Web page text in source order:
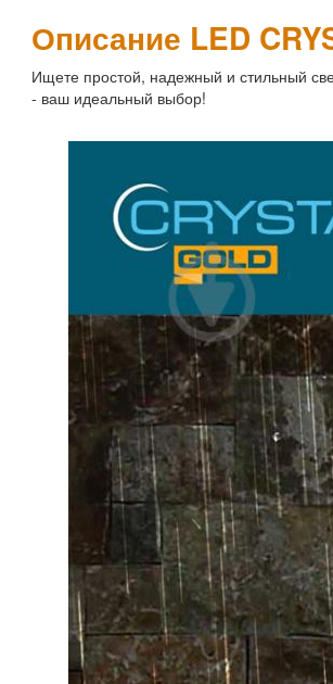
Описание LED
Ищете простой, надежный и стильный
- ваш идеальный выбор!